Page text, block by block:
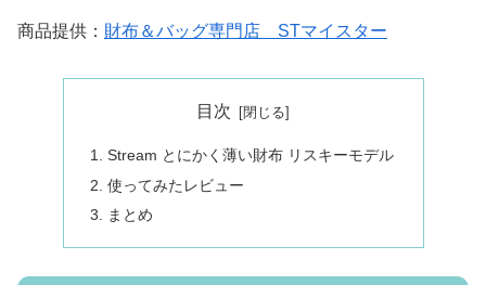
商品提供： 財布＆バッグ専門店 STマイスター
目次
Stream とにかく薄い財布 リスキーモデル
使ってみたレビュー
まとめ